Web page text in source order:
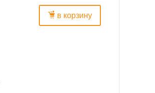
в корзину